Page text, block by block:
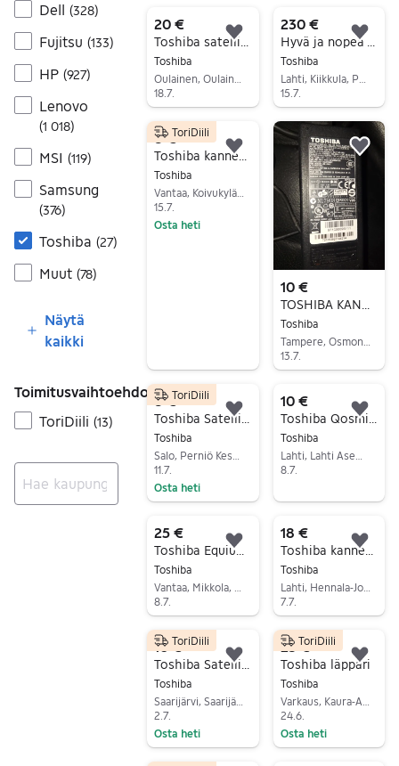
Dell (328)
Fujitsu (133)
HP (927)
Lenovo
(1 018)
MSI (119)
Samsung
(376)
Toshiba (27)
Muut (78)
Näytä
kaikki
Toimitusvaihtoehdot
ToriDiili (13)
20 €
Toshiba
18.7.
Lisää suosikiksi.
230 €
Toshiba
15.7.
8 €
Toshiba
15.7.
Osta heti
ToriDiili
Lisää suosikiksi.
10 €
Toshiba
Tampere, Osmonmäki-Petsamo, Pirkanmaa
13.7.
8 €
Toshiba
11.7.
Osta heti
ToriDiili
Lisää suosikiksi.
10 €
Toshiba
8.7.
25 €
Toshiba Equium P200-1FL
Toshiba
8.7.
Lisää suosikiksi.
18 €
Toshiba
Lahti, Hennala-Jokimaa, Päijät-Häme
7.7.
10 €
Toshiba
2.7.
Osta heti
ToriDiili
Lisää suosikiksi.
25 €
Toshiba läppäri
Toshiba
24.6.
Osta heti
ToriDiili